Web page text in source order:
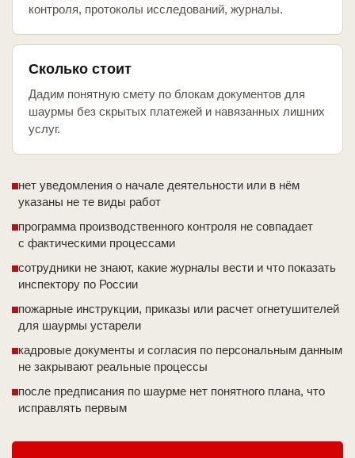
контроля, протоколы исследований, журналы.
Сколько стоит
Дадим понятную смету по блокам документов для
шаурмы без скрытых платежей и навязанных лишних
услуг.
нет уведомления о начале деятельности или в нём
указаны не те виды работ
программа производственного контроля не совпадает
с фактическими процессами
сотрудники не знают, какие журналы вести и что показать
инспектору по России
пожарные инструкции, приказы или расчет огнетушителей
для шаурмы устарели
кадровые документы и согласия по персональным данным
не закрывают реальные процессы
после предписания по шаурме нет понятного плана, что
исправлять первым